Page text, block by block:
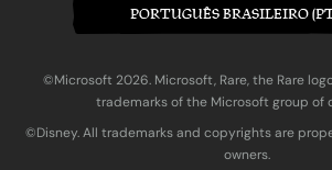
PORTUGUÊS BRASILEIRO
©Microsoft 2026. Microsoft, Rare, the Rare
trademarks of the Microsoft group of
©Disney. All trademarks and copyrights are
owners.